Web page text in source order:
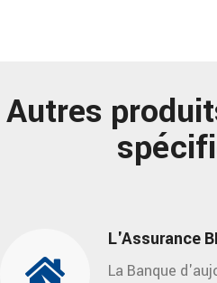
Autres
L'Assurance
La Banque